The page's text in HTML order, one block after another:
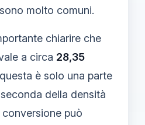
molto comuni.
chiarire che
a circa 28,35
è solo una parte
della densità
può